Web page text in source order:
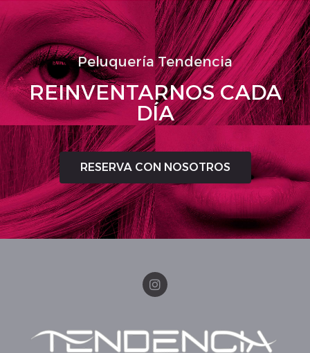
Peluquería Tendencia
REINVENTARNOS CADA
DÍA
RESERVA CON NOSOTROS